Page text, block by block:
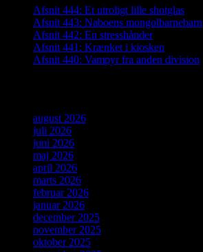
Afsnit 444: Et utroligt lille shotglas
Afsnit 443: Naboens mongolbarnebarn
Afsnit 442: En stresshånder
Afsnit 441: Krænket i kiosken
Afsnit 440: Vampyr fra anden division
august 2026
juli 2026
juni 2026
maj 2026
april 2026
marts 2026
februar 2026
januar 2026
december 2025
november 2025
oktober 2025